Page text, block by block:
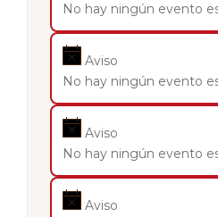
No hay ningún evento
Aviso
No hay ningún evento
Aviso
No hay ningún evento
Aviso